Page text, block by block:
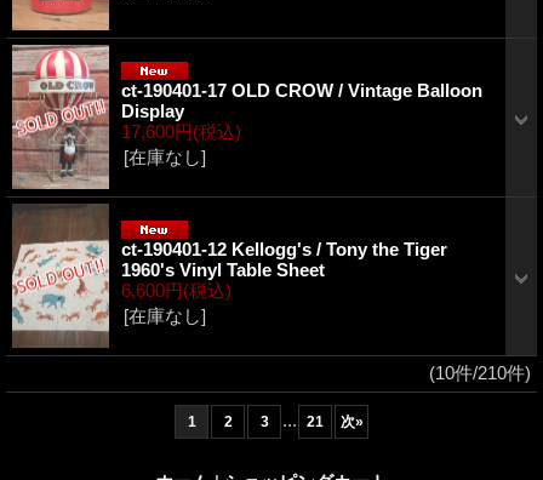
ct-190401-17 OLD CROW / Vintage Balloon
Display
17,600円(税込)
[在庫なし]
ct-190401-12 Kellogg's / Tony the Tiger
1960's Vinyl Table Sheet
6,600円(税込)
[在庫なし]
(10件/210件)
1 2 3 ... 21 次»